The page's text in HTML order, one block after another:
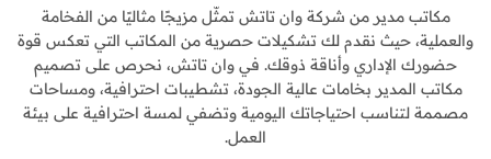
مكاتب مدير من شركة وان تاتش تمثّل مزيجًا مثاليًا من الفخامة
والعملية، حيث نقدم لك تشكيلات حصرية من المكاتب التي تعكس قوة
حضورك الإداري وأناقة ذوقك. في وان تاتش، نحرص على تصميم
مكاتب المدير بخامات عالية الجودة، تشطيبات احترافية، ومساحات
مصممة لتناسب احتياجاتك اليومية وتضفي لمسة احترافية على بيئة
العمل.